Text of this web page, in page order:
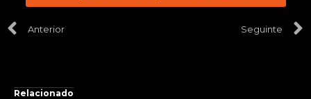
Anterior Seguinte
Relacionado